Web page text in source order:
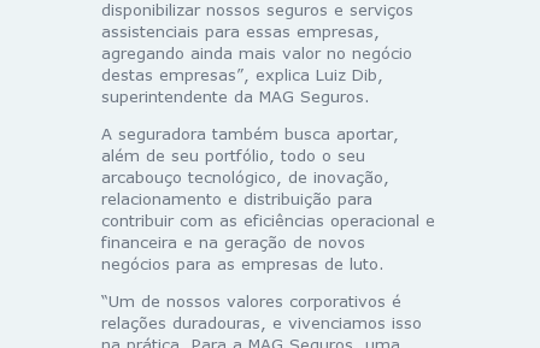
disponibilizar nossos seguros e serviços
assistenciais para essas empresas,
agregando ainda mais valor no negócio
destas empresas”, explica Luiz Dib,
superintendente da MAG Seguros.
A seguradora também busca aportar,
além de seu portfólio, todo o seu
arcabouço tecnológico, de inovação,
relacionamento e distribuição para
contribuir com as eficiências operacional e
financeira e na geração de novos
negócios para as empresas de luto.
“Um de nossos valores corporativos é
relações duradouras, e vivenciamos isso